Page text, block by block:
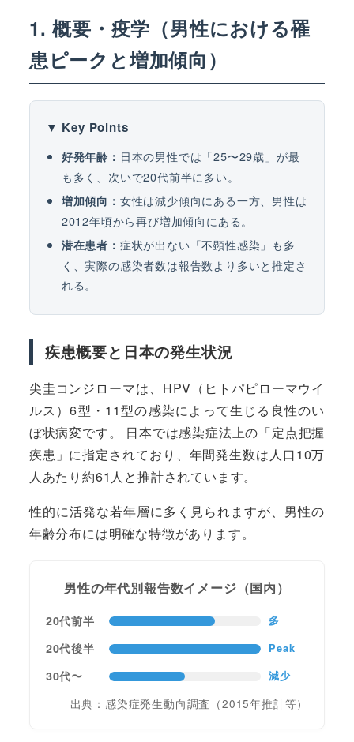
1. 概要・疫学（男性における罹
患ピークと増加傾向）
▼ Key Points
好発年齢： 日本の男性では「25〜29歳」が最
も多く、次いで20代前半に多い。
増加傾向： 女性は減少傾向にある一方、男性は
2012年頃から再び増加傾向にある。
潜在患者： 症状が出ない「不顕性感染」も多
く、実際の感染者数は報告数より多いと推定さ
れる。
疾患概要と日本の発生状況
尖圭コンジローマは、HPV（ヒトパピローマウイ
ルス）6型・11型の感染によって生じる良性のい
ぼ状病変です。 日本では感染症法上の「定点把握
疾患」に指定されており、年間発生数は人口10万
人あたり約61人と推計されています。
性的に活発な若年層に多く見られますが、男性の
年齢分布には明確な特徴があります。
男性の年代別報告数イメージ（国内）
20代前半 多
20代後半 Peak
30代〜 減少
出典：感染症発生動向調査（2015年推計等）